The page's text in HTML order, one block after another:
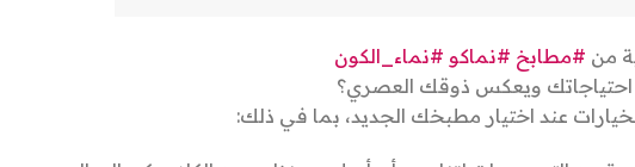
من #مطابخ #نماكو #نماء_الكون
ويعكس ذوقك العصري؟
عند اختيار مطبخك الجديد، بما في ذلك: